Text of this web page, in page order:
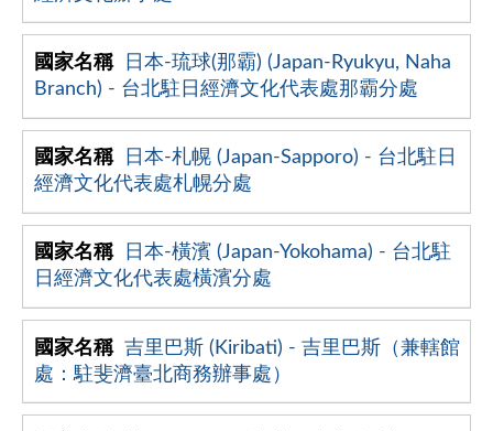
日本-琉球(那霸) (Japan-Ryukyu, Naha
Branch) - 台北駐日經濟文化代表處那霸分處
日本-札幌 (Japan-Sapporo) - 台北駐日
經濟文化代表處札幌分處
日本-橫濱 (Japan-Yokohama) - 台北駐
日經濟文化代表處橫濱分處
吉里巴斯 (Kiribati) - 吉里巴斯（兼轄館
處：駐斐濟臺北商務辦事處）